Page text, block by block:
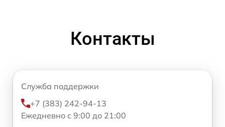
Контакты
Служба поддержки
+7 (383) 242-94-13
Ежедневно с 9:00 до 21:00